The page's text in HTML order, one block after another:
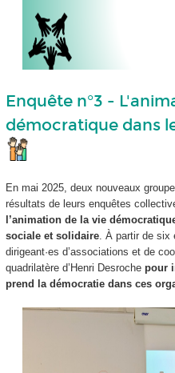
Enquête n°3 -
démocratique dans
En mai 2025, deux nouveaux
résultats de leurs enquêtes
l’animation de la vie
sociale et solidaire. À partir de six
dirigeant·es d’associations et de
quadrilatère d’Henri Desroche pour
prend la démocratie dans ces